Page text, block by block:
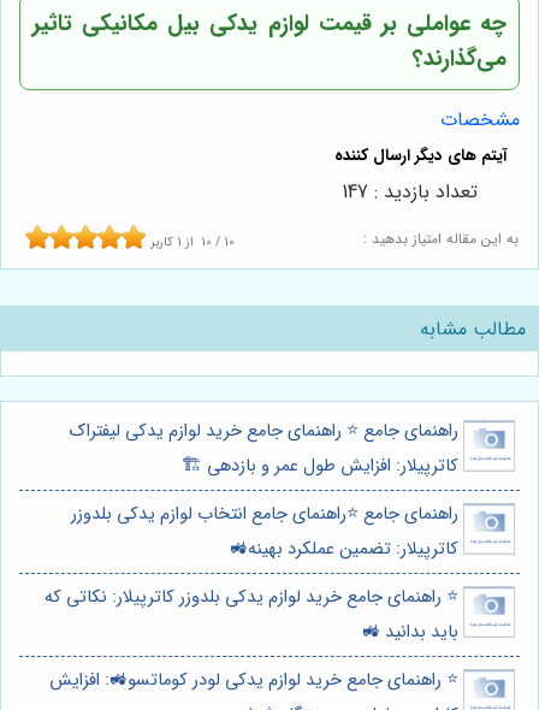
چه عواملی بر قیمت لوازم یدکی بیل مکانیکی تاثیر
می‌گذارند؟
مشخصات
به این مقاله امتیاز بدهید : 10 / 10 از 1 کاربر
تعداد بازدید : 147
مطالب مشابه
راهنمای جامع ⭐️ راهنمای جامع خرید لوازم یدکی لیفتراک
کاترپیلار: افزایش طول عمر و بازدهی 🏗️
راهنمای جامع ⭐️راهنمای جامع انتخاب لوازم یدکی بلدوزر
کاترپیلار: تضمین عملکرد بهینه🚜
⭐️ راهنمای جامع خرید لوازم یدکی بلدوزر کاترپیلار: نکاتی که
باید بدانید 🚜
⭐️ راهنمای جامع خرید لوازم یدکی لودر کوماتسو🚜: افزایش